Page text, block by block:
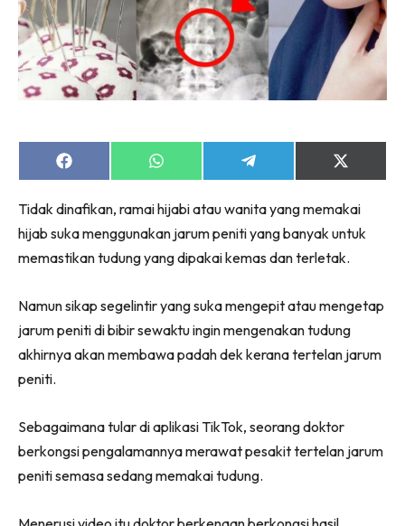
Share
on
Share
on
Share
on
Share
on
(Twitter)
Tidak dinafikan, ramai hijabi atau wanita yang memakai
hijab suka menggunakan jarum peniti yang banyak untuk
memastikan tudung yang dipakai kemas dan terletak.
Namun sikap segelintir yang suka mengepit atau mengetap
jarum peniti di bibir sewaktu ingin mengenakan tudung
akhirnya akan membawa padah dek kerana tertelan jarum
peniti.
Sebagaimana tular di aplikasi TikTok, seorang doktor
berkongsi pengalamannya merawat pesakit tertelan jarum
peniti semasa sedang memakai tudung.